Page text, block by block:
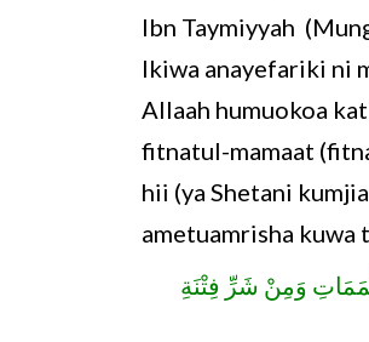
Ibn Taymiyyah
Ikiwa anayefariki ni
Allaah humuokoa
fitnatul-mamaat
hii (ya Shetani
ametuamrisha kuwa
وَمِنْ شَرِّ فِتْنَةِ